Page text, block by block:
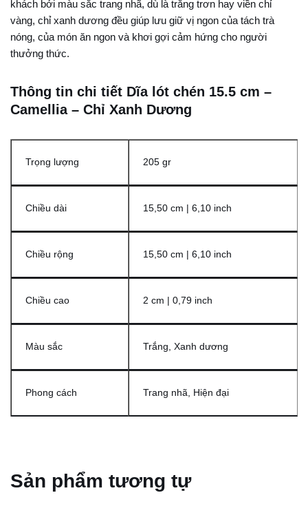
khách bởi màu sắc trang nhã, dù là trắng trơn hay viền chỉ
vàng, chỉ xanh dương đều giúp lưu giữ vị ngon của tách trà
nóng, của món ăn ngon và khơi gợi cảm hứng cho người
thưởng thức.
Thông tin chi tiết Dĩa lót chén 15.5 cm –
Camellia – Chỉ Xanh Dương
Trọng lượng 205 gr
Chiều dài 15,50 cm | 6,10 inch
Chiều rộng 15,50 cm | 6,10 inch
Chiều cao 2 cm | 0,79 inch
Màu sắc Trắng, Xanh dương
Phong cách Trang nhã, Hiện đại
Sản phẩm tương tự